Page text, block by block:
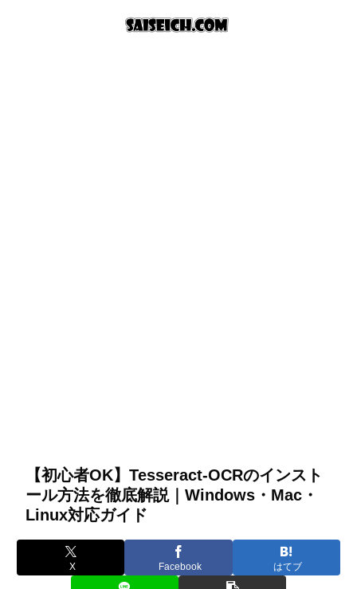
【初心者OK】Tesseract-OCRのインスト
ール方法を徹底解説｜Windows・Mac・
Linux対応ガイド
X Facebook はてブ